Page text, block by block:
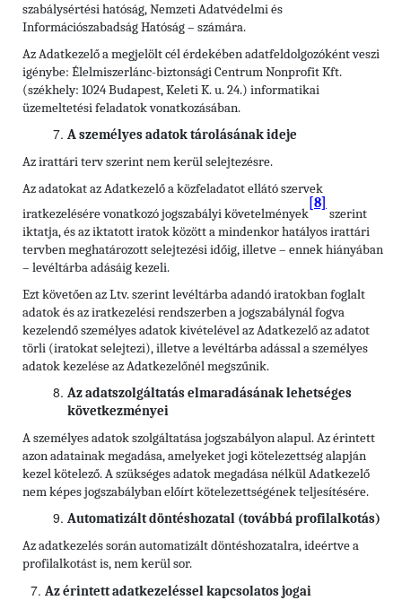
szabálysértési hatóság, Nemzeti Adatvédelmi és
Információszabadság Hatóság – számára.
Az Adatkezelő a megjelölt cél érdekében adatfeldolgozóként veszi
igénybe: Élelmiszerlánc-biztonsági Centrum Nonprofit Kft.
(székhely: 1024 Budapest, Keleti K. u. 24.) informatikai
üzemeltetési feladatok vonatkozásában.
A személyes adatok tárolásának ideje
Az irattári terv szerint nem kerül selejtezésre.
Az adatokat az Adatkezelő a közfeladatot ellátó szervek
iratkezelésére vonatkozó jogszabályi követelmények
[8]
szerint
iktatja, és az iktatott iratok között a mindenkor hatályos irattári
tervben meghatározott selejtezési időig, illetve – ennek hiányában
– levéltárba adásáig kezeli.
Ezt követően az Ltv. szerint levéltárba adandó iratokban foglalt
adatok és az iratkezelési rendszerben a jogszabálynál fogva
kezelendő személyes adatok kivételével az Adatkezelő az adatot
törli (iratokat selejtezi), illetve a levéltárba adással a személyes
adatok kezelése az Adatkezelőnél megszűnik.
Az adatszolgáltatás elmaradásának lehetséges
következményei
A személyes adatok szolgáltatása jogszabályon alapul. Az érintett
azon adatainak megadása, amelyeket jogi kötelezettség alapján
kezel kötelező. A szükséges adatok megadása nélkül Adatkezelő
nem képes jogszabályban előírt kötelezettségének teljesítésére.
Automatizált döntéshozatal (továbbá profilalkotás)
Az adatkezelés során automatizált döntéshozatalra, ideértve a
profilalkotást is, nem kerül sor.
Az érintett adatkezeléssel kapcsolatos jogai